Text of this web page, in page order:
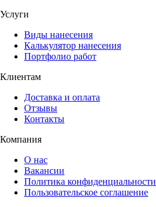
Услуги
Виды нанесения
Калькулятор нанесения
Портфолио работ
Клиентам
Доставка и оплата
Отзывы
Контакты
Компания
О нас
Вакансии
Политика конфиденциальности
Пользовательское соглашение